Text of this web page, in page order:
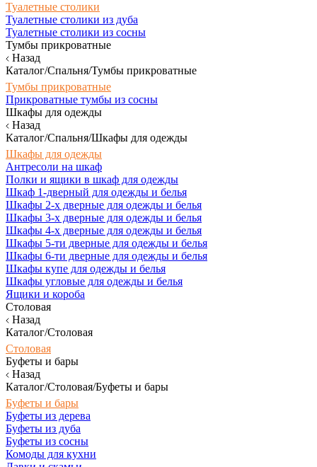
Туалетные столики
Туалетные столики из дуба
Туалетные столики из сосны
Тумбы прикроватные
Назад
Каталог/Спальня/Тумбы прикроватные
Тумбы прикроватные
Прикроватные тумбы из сосны
Шкафы для одежды
Назад
Каталог/Спальня/Шкафы для одежды
Шкафы для одежды
Антресоли на шкаф
Полки и ящики в шкаф для одежды
Шкаф 1-дверный для одежды и белья
Шкафы 2-х дверные для одежды и белья
Шкафы 3-х дверные для одежды и белья
Шкафы 4-х дверные для одежды и белья
Шкафы 5-ти дверные для одежды и белья
Шкафы 6-ти дверные для одежды и белья
Шкафы купе для одежды и белья
Шкафы угловые для одежды и белья
Ящики и короба
Столовая
Назад
Каталог/Столовая
Столовая
Буфеты и бары
Назад
Каталог/Столовая/Буфеты и бары
Буфеты и бары
Буфеты из дерева
Буфеты из дуба
Буфеты из сосны
Комоды для кухни